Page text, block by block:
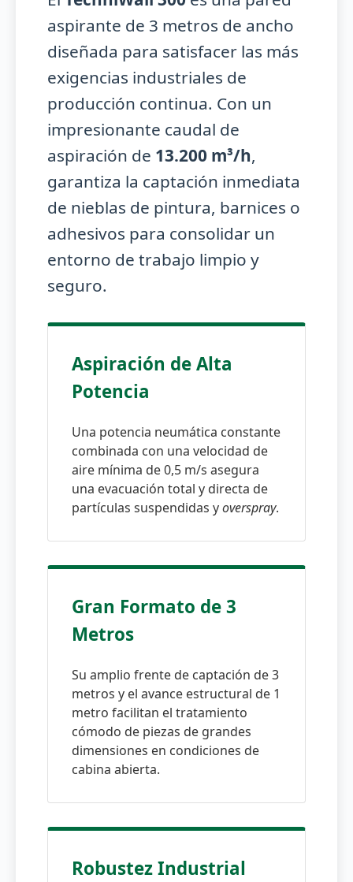
aspirante de 3 metros de ancho
diseñada para satisfacer las más
exigencias industriales de
producción continua. Con un
impresionante caudal de
aspiración de 13.200 m³/h,
garantiza la captación inmediata
de nieblas de pintura, barnices o
adhesivos para consolidar un
entorno de trabajo limpio y
seguro.
Aspiración de Alta
Potencia
Una potencia neumática constante
combinada con una velocidad de
aire mínima de 0,5 m/s asegura
una evacuación total y directa de
partículas suspendidas yoverspray.
Gran Formato de 3
Metros
Su amplio frente de captación de 3
metros y el avance estructural de 1
metro facilitan el tratamiento
cómodo de piezas de grandes
dimensiones en condiciones de
cabina abierta.
Robustez Industrial